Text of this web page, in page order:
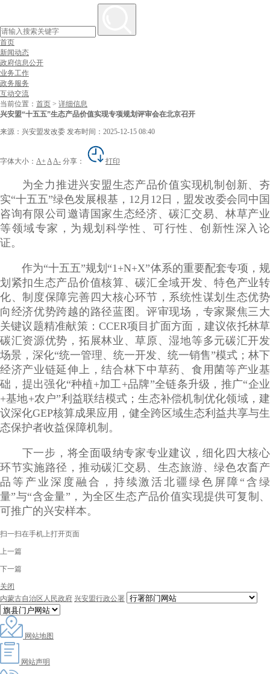
首页
新闻动态
政府信息公开
业务工作
政务服务
互动交流
当前位置： 首页 > 详细信息
兴安盟“十五五”生态产品价值实现专项规划评审会在北京召开
来源：兴安盟发改委 发布时间：2025-12-15 08:40
字体大小： A+ AA- 分享： 打印
为全力推进兴安盟生态产品价值实现机制创新、夯
实“十五五”绿色发展根基，12月12日，盟发改委会同中国
咨询有限公司邀请国家生态经济、碳汇交易、林草产业
等领域专家，为规划科学性、可行性、创新性深入论
证。
作为“十五五”规划“1+N+X”体系的重要配套专项，规
划紧扣生态产品价值核算、碳汇全域开发、特色产业转
化、制度保障完善四大核心环节，系统性谋划生态优势
向经济优势跨越的路径蓝图。评审现场，专家聚焦三大
关键议题精准献策：CCER项目扩面方面，建议依托林草
碳汇资源优势，拓展林业、草原、湿地等多元碳汇开发
场景，深化“统一管理、统一开发、统一销售”模式；林下
经济产业链延伸上，结合林下中草药、食用菌等产业基
础，提出强化“种植+加工+品牌”全链条升级，推广“企业
+基地+农户”利益联结模式；生态补偿机制优化领域，建
议深化GEP核算成果应用，健全跨区域生态利益共享与生
态保护者收益保障机制。
下一步，将全面吸纳专家专业建议，细化四大核心
环节实施路径，推动碳汇交易、生态旅游、绿色农畜产
品等产业深度融合，持续激活北疆绿色屏障 “含绿
量”与“含金量”，为全区生态产品价值实现提供可复制、
可推广的兴安样本。
扫一扫在手机上打开页面
上一篇
下一篇
关闭
内蒙古自治区人民政府 兴安盟行政公署
网站地图
网站声明